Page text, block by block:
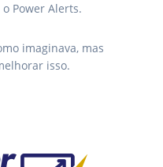
Power Alerts.
imaginava, mas
isso.